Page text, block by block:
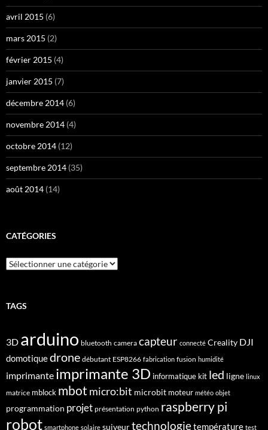
avril 2015 (6)
mars 2015 (2)
février 2015 (4)
janvier 2015 (7)
décembre 2014 (6)
novembre 2014 (4)
octobre 2014 (12)
septembre 2014 (35)
août 2014 (14)
CATÉGORIES
Catégories
TAGS
3D arduino bluetooth camera capteur connecté Creality DJI
domotiquedrone débutant ESP8266 fabrication fusion humidité
imprimante imprimante 3D informatique kit led ligne linux
matrice mblock mbot micro:bit microbit moteur météo objet
programmation projet présentation python raspberry pi
robot smartphone solaire suiveurtechnologietempérature test